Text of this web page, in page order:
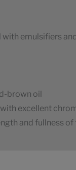
with emulsifiers
brown oil
excellent
and fullness of